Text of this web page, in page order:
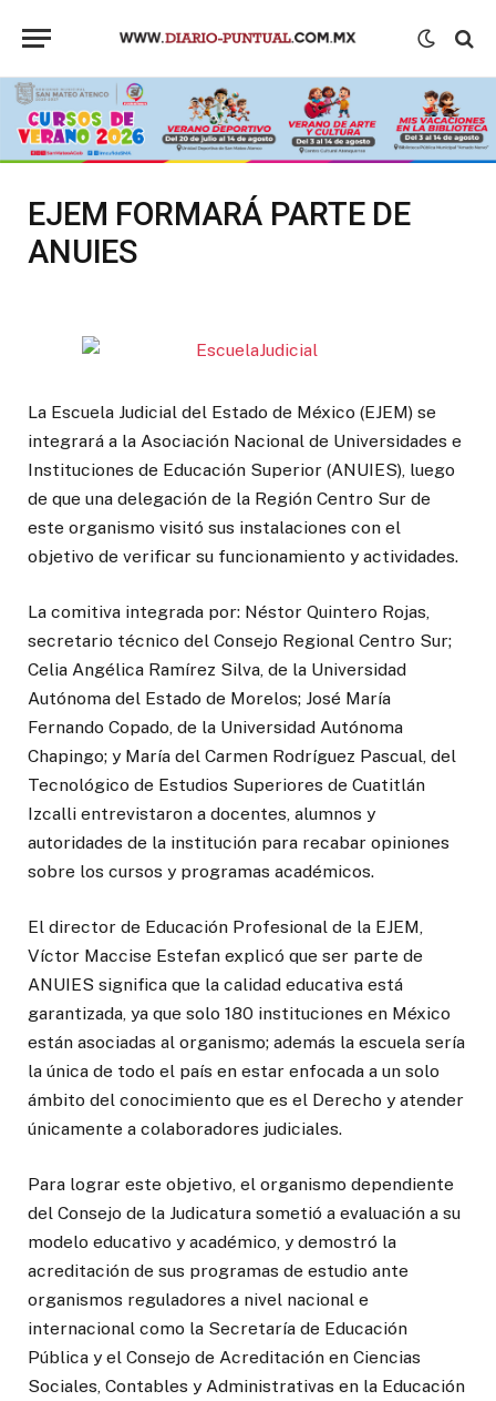
EJEM FORMARÁ PARTE DE
ANUIES
La Escuela Judicial del Estado de México (EJEM) se
integrará a la Asociación Nacional de Universidades e
Instituciones de Educación Superior (ANUIES), luego
de que una delegación de la Región Centro Sur de
este organismo visitó sus instalaciones con el
objetivo de verificar su funcionamiento y actividades.
La comitiva integrada por: Néstor Quintero Rojas,
secretario técnico del Consejo Regional Centro Sur;
Celia Angélica Ramírez Silva, de la Universidad
Autónoma del Estado de Morelos; José María
Fernando Copado, de la Universidad Autónoma
Chapingo; y María del Carmen Rodríguez Pascual, del
Tecnológico de Estudios Superiores de Cuatitlán
Izcalli entrevistaron a docentes, alumnos y
autoridades de la institución para recabar opiniones
sobre los cursos y programas académicos.
El director de Educación Profesional de la EJEM,
Víctor Maccise Estefan explicó que ser parte de
ANUIES significa que la calidad educativa está
garantizada, ya que solo 180 instituciones en México
están asociadas al organismo; además la escuela sería
la única de todo el país en estar enfocada a un solo
ámbito del conocimiento que es el Derecho y atender
únicamente a colaboradores judiciales.
Para lograr este objetivo, el organismo dependiente
del Consejo de la Judicatura sometió a evaluación a su
modelo educativo y académico, y demostró la
acreditación de sus programas de estudio ante
organismos reguladores a nivel nacional e
internacional como la Secretaría de Educación
Pública y el Consejo de Acreditación en Ciencias
Sociales, Contables y Administrativas en la Educación